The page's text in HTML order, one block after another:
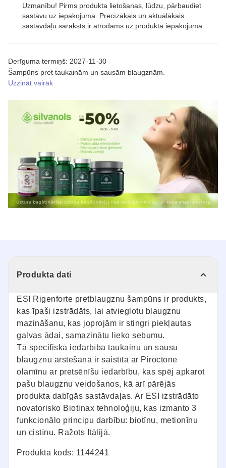
Derīguma termiņš: 2027-11-30
Šampūns pret taukainām un sausām blaugznām.
Uzzināt vairāk
Uzmanību! Pirms produkta lietošanas, lūdzu, pārbaudiet
sastāvu uz iepakojuma. Precīzākais un aktuālākais
sastāvdaļu saraksts ir atrodams uz produkta iepakojuma
Produkta dati
ESI Rigenforte pretblaugznu šampūns ir produkts,
kas īpaši izstrādāts, lai atvieglotu blaugznu
mazināšanu, kas joprojām ir stingri piekļautas
galvas ādai, samazinātu lieko sebumu.
Tā specifiskā iedarbība taukainu un sausu
blaugznu ārstēšanā ir saistīta ar Piroctone
olamīnu ar pretsēnīšu iedarbību, kas spēj apkarot
pašu blaugznu veidošanos, kā arī pārējās
produkta dabīgās sastāvdaļas. Ar ESI izstrādāto
novatorisko Biotinax tehnoloģiju, kas izmanto 3
funkcionālo principu darbību: biotīnu, metionīnu
un cistīnu. Ražots Itālijā.
Produkta kods: 1144241